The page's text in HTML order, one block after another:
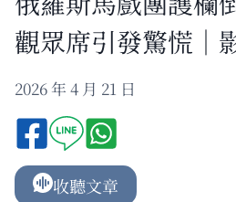
觀眾席引發驚慌｜
2026 年 4 月 21 日
收聽文章